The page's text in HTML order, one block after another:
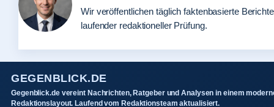
Wir veröffentlichen täglich faktenbasierte
laufender redaktioneller Prüfung.
GEGENBLICK.DE
Gegenblick.de vereint Nachrichten, Ratgeber und Analysen in einem
Redaktionslayout. Laufend vom Redaktionsteam aktualisiert.